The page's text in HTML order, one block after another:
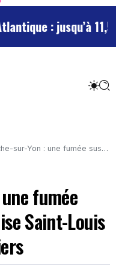
: jusqu’à 11,5 km
: une fumée suspecte dans l’église Saint-Louis mobilise les pompiers
fumée
Saint-Louis